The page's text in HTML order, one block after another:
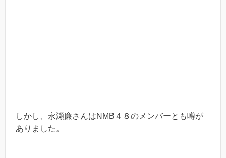
しかし、永瀬廉さんはNMB４８のメンバーとも噂が
ありました。